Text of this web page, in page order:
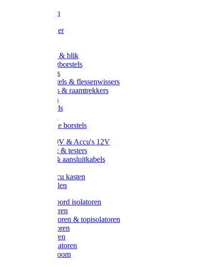
Afdekfoliën
Schuurpapier
Handveger & blik
Voetenveegborstels
Handvegers
Afwasborstels & flessenwissers
Wasborstels & raamtrekkers
Tonborstels
Werkborstels
Hygienische borstels
Batterijen 9V & Accu's 12V
Beveiliging & testers
Kabelsets & aansluitkabels
Metalen accu kasten
Zonnepanelen
Draad & koord isolatoren
Ringisolatoren
Extra isolatoren & topisolatoren
Hoekisolatoren
Lintisolatoren
Afstandisolatoren
Isolatorenboom